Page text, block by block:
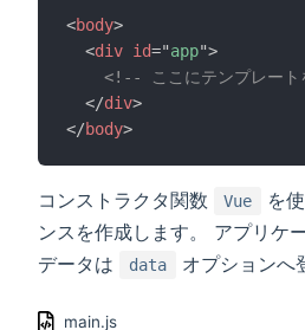
<body>
<div id="app">
<!-- ここにテンプレー
</div>
</body>
コンストラクタ関数 Vue
を
ンスを作成します。 アプリケ
データは
data オプションへ
main.js